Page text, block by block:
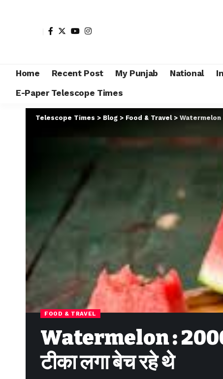
Home Recent Post My Punjab National
E-Paper Telescope Times
Telescope Times > Blog > Food & Travel> Watermelon :
FOOD & TRAVEL
Watermelon : 2000
टीका लगा बेच रहे थे